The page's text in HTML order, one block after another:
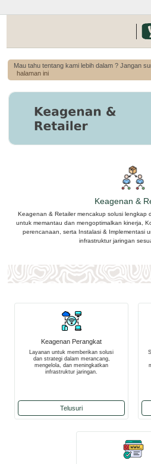
Mau tahu tentang kami lebih dalam ? Jangan
halaman ini
Keagenan &
Keagenan & Retailer mencakup solusi lengkap
untuk memantau dan mengoptimalkan kinerja,
perencanaan, serta Instalasi & Implementasi
infrastruktur jaringan
Keagenan Perangkat
Layanan untuk memberikan solusi
dan strategi dalam merancang,
mengelola, dan meningkatkan
infrastruktur jaringan.
Telusuri